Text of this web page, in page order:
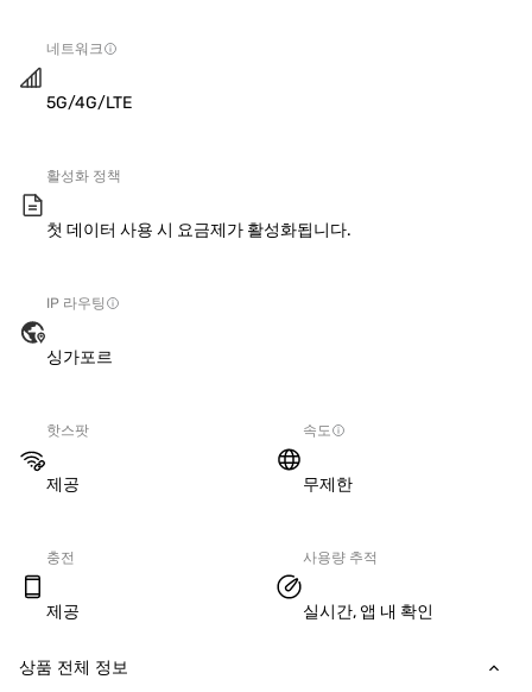
네트워크
5G/4G/LTE
활성화 정책
첫 데이터 사용 시 요금제가 활성화됩니다.
IP 라우팅
싱가포르
핫스팟
제공
속도
무제한
충전
제공
사용량 추적
실시간, 앱 내 확인
상품 전체 정보